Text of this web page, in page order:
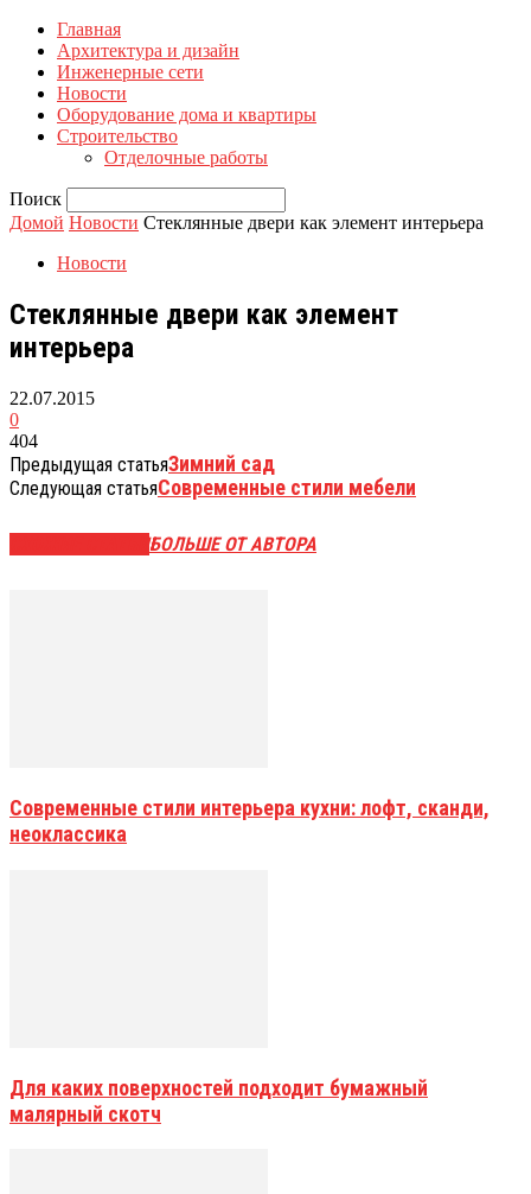
Главная
Архитектура и дизайн
Инженерные сети
Новости
Оборудование дома и квартиры
Строительство
Отделочные работы
Поиск
Домой Новости Стеклянные двери как элемент интерьера
Новости
Стеклянные двери как элемент
интерьера
22.07.2015
0
404
Предыдущая статьяЗимний сад
Следующая статьяСовременные стили мебели
БОЛЬШЕ ОТ АВТОРА
Современные стили интерьера кухни: лофт, сканди,
неоклассика
Для каких поверхностей подходит бумажный
малярный скотч